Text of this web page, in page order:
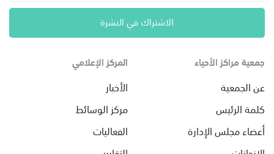
الاشتراك في النشرة
جمعية مراكز الأحياء
عن الجمعية
كلمة الرئيس
أعضاء مجلس الإدارة
المركز الإعلامي
الأخبار
مركز الوسائط
الفعاليات